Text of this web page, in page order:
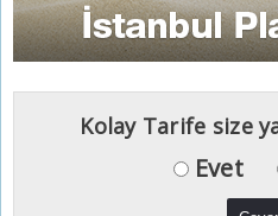
Kolay Tarife size
Evet